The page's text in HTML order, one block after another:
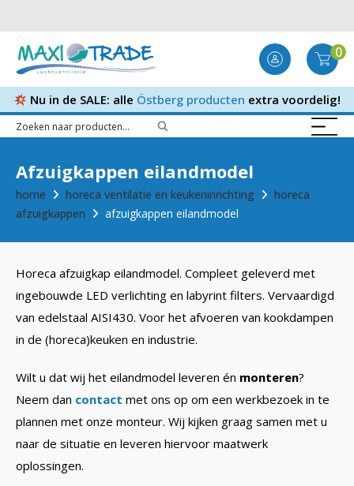
0
Nu in de SALE: alle Östberg producten extra voordelig!
Afzuigkappen eilandmodel
home horeca ventilatie en keukeninrichting
horeca
afzuigkappen
afzuigkappen eilandmodel
Horeca afzuigkap eilandmodel. Compleet geleverd met
ingebouwde LED verlichting en labyrint filters. Vervaardigd
van edelstaal AISI430. Voor het afvoeren van kookdampen
in de (horeca)keuken en industrie.
Wilt u dat wij het eilandmodel leveren én monteren?
Neem dan contact met ons op om een werkbezoek in te
plannen met onze monteur. Wij kijken graag samen met u
naar de situatie en leveren hiervoor maatwerk
oplossingen.